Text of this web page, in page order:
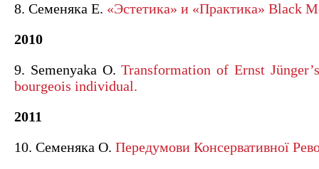
8. Семеняка Е. «Эстетика» и «Практика» Black
2010
9. Semenyaka O.Transformation of Ernst
bourgeois individual.
2011
10. Семеняка О. Передумови Консервативної